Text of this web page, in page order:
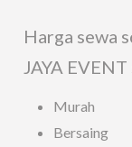
Harga sewa
JAYA
Murah
Bersaing